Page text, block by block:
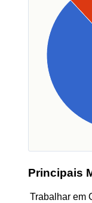
Principais
Trabalhar em